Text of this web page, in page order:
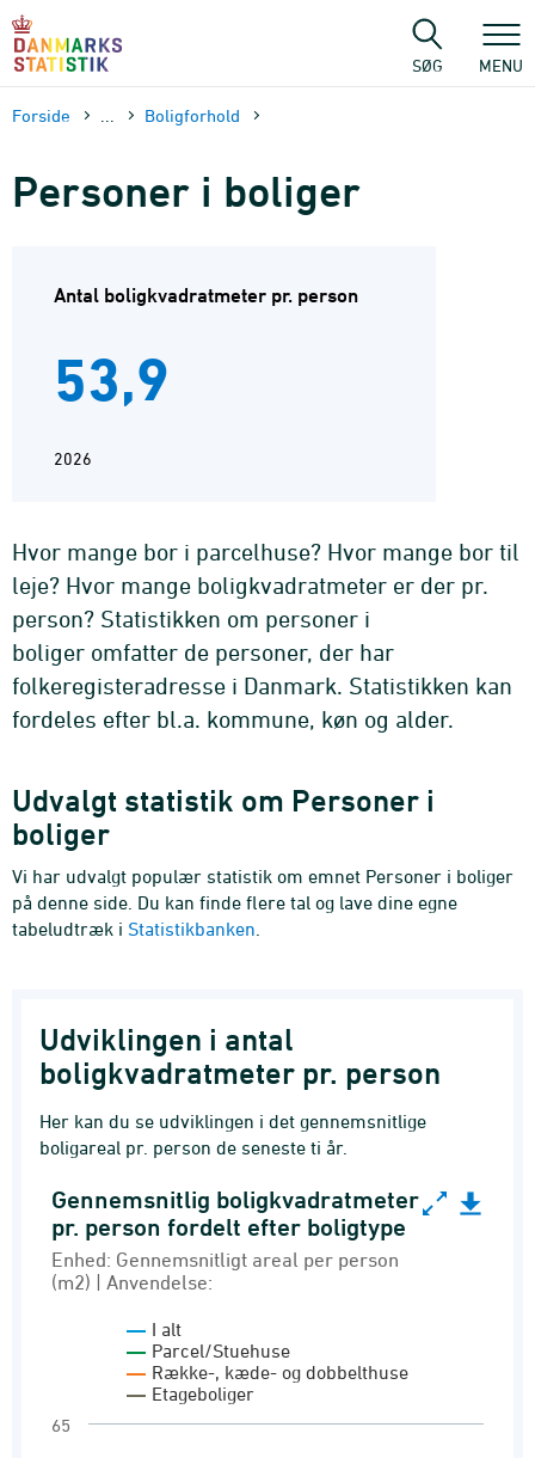
sidens
SØG MENU
Forside Boligforhold
Personer i boliger
Antal boligkvadratmeter pr. person
53,9
2026
Hvor mange bor i parcelhuse? Hvor mange bor til
leje? Hvor mange boligkvadratmeter er der pr.
person? Statistikken om personer i
boliger omfatter de personer, der har
folkeregisteradresse i Danmark. Statistikken kan
fordeles efter bl.a. kommune, køn og alder.
Udvalgt statistik om Personer i
boliger
Vi har udvalgt populær statistik om emnet Personer i boliger
på denne side. Du kan finde flere tal og lave dine egne
tabeludtræk i Statistikbanken
Udviklingen i antal
boligkvadratmeter pr. person
Her kan du se udviklingen i det gennemsnitlige
boligareal pr. person de seneste ti år.
Gennemsnitlig boligkvadratmeter pr. person
Line chart with 4 lines.
Enhed: Gennemsnitligt areal per person (m2)
View as data table, Gennemsnitlig
The chart has 1 X axis displaying categories.
The chart has 1 Y axis displaying values.
Gennemsnitlig boligkvadratmeter
pr. person fordelt efter boligtype
Enhed: Gennemsnitligt areal per person
(m2) | Anvendelse:
I alt
Parcel/Stuehuse
Række-, kæde- og dobbelthuse
Etageboliger
65